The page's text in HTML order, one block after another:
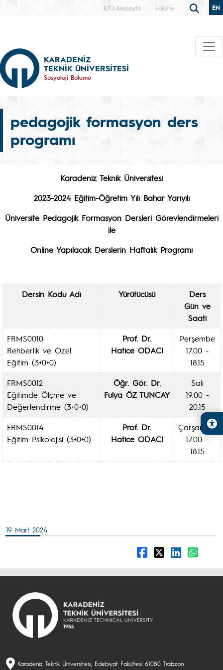
KTÜ Anasayfa Fakülte EN
KARADENİZ
TEKNİK ÜNİVERSİTESİ
Sosyoloji Bölümü
pedagojik formasyon ders
programı
Karadeniz Teknik Üniversitesi
2023-2024 Eğitim-Öğretim Yılı Bahar Yarıyılı
Üniversite Pedagojik Formasyon Dersleri Görevlendirmeleri
ile
Online Yapılacak Derslerin Haftalık Programı
Dersin Kodu Adı Yürütücüsü
Ders
Gün ve
Saati
FRMS0010
Rehberlik ve Özel
Eğitim (3+0+0)
Prof. Dr.
Hatice ODACI
Perşembe
17.00 -
18.15
FRMS0012
Eğitimde Ölçme ve
Değerlendirme (3+0+0)
Öğr. Gör. Dr.
Fulya ÖZ TUNCAY
Salı
19.00 -
20.15
FRMS0014
Eğitim Psikolojisi (3+0+0)
Prof. Dr.
Hatice ODACI
Çarşamba
17.00 -
18.15
19 Mart 2024
Karadeniz Teknik Üniversitesi, Edebiyat Fakültesi 61080 Trabzon